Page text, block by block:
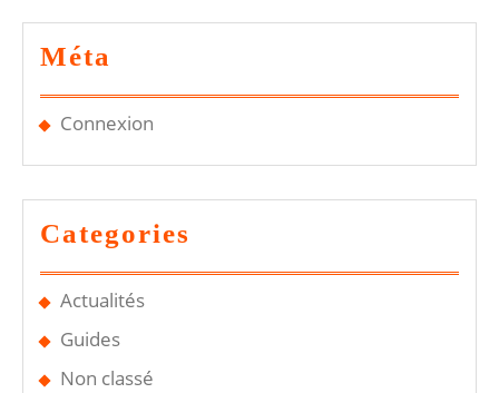
Méta
Connexion
Categories
Actualités
Guides
Non classé